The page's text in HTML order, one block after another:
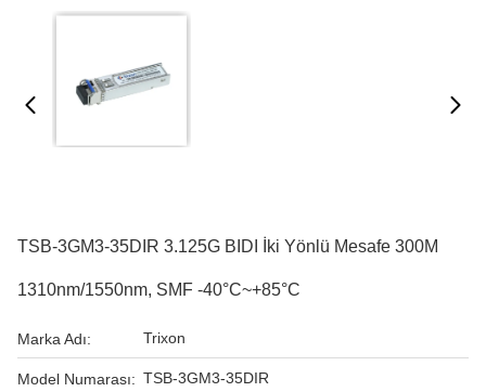
TSB-3GM3-35DIR 3.125G BIDI İki Yönlü Mesafe 300M
1310nm/1550nm, SMF -40°C~+85°C
Marka Adı: Trixon
Model Numarası: TSB-3GM3-35DIR